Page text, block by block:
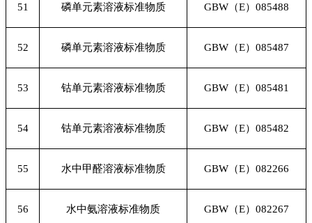
51 磷单元素溶液标准物质 GBW （E）085488
52 磷单元素溶液标准物质 GBW （E）085487
53 钴单元素溶液标准物质 GBW （E）085481
54 钴单元素溶液标准物质 GBW （E）085482
55 水中甲醛溶液标准物质 GBW （E）082266
56 水中氨溶液标准物质 GBW （E）082267